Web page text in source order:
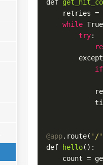
def
    retries
=
while
try:
if
@app.route( '/'
def
hello() :
    count
=